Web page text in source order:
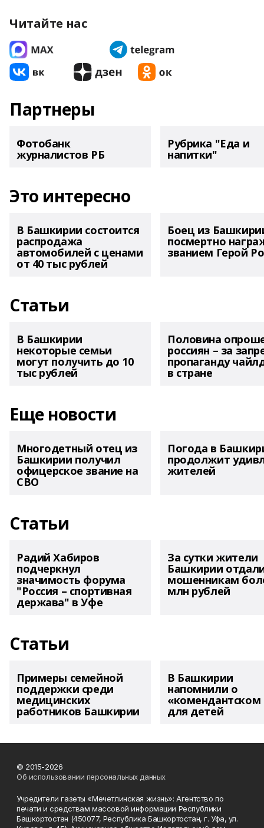
Читайте нас
Партнеры
Фотобанк
журналистов РБ
Рубрика "Еда и
напитки"
Это интересно
В Башкирии состоится
распродажа
автомобилей с ценами
от 40 тыс рублей
Боец из
посмертно
званием Герой
Статьи
В Башкирии
некоторые семьи
могут получить до 10
тыс рублей
Половина
россиян – за
пропаганду
в стране
Еще новости
Многодетный отец из
Башкирии получил
офицерское звание на
СВО
Погода в
продолжит
жителей
Статьи
Радий Хабиров
подчеркнул
значимость форума
"Россия – спортивная
держава" в Уфе
За сутки жители
Башкирии
мошенникам
млн рублей
Статьи
Примеры семейной
поддержки среди
медицинских
работников Башкирии
В Башкирии
напомнили о
«комендантском
для детей
© 2015-2026
Об использовании персональных данных
Учредители газеты «Мечетлинская жизнь»: Агентство по
печати и средствам массовой информации Республики
Башкортостан (450077, Республика Башкортостан, г. Уфа, ул.